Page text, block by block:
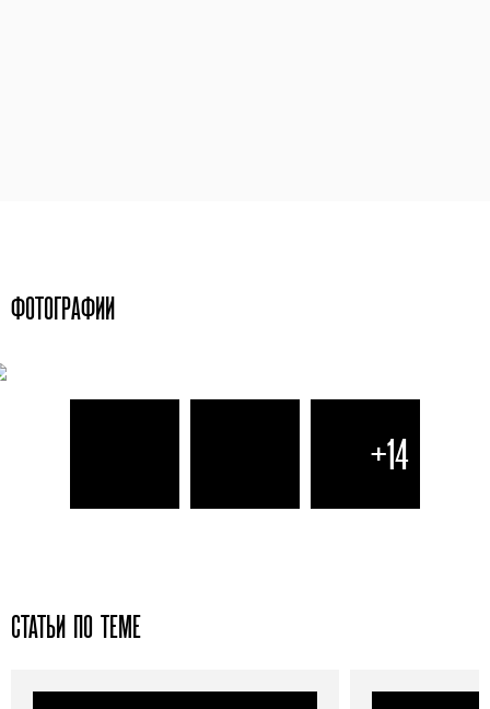
ФОТОГРАФИИ
+14
СТАТЬИ ПО ТЕМЕ